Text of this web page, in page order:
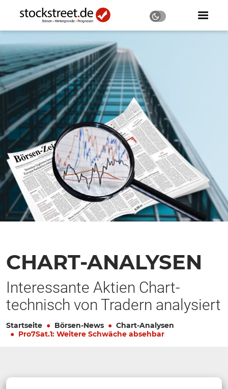
CHART-ANALYSEN
Interessante Aktien Chart-
technisch von Tradern analysiert
Startseite Börsen-News
Chart-Analysen
Pro7Sat.1: Weitere Schwäche absehbar